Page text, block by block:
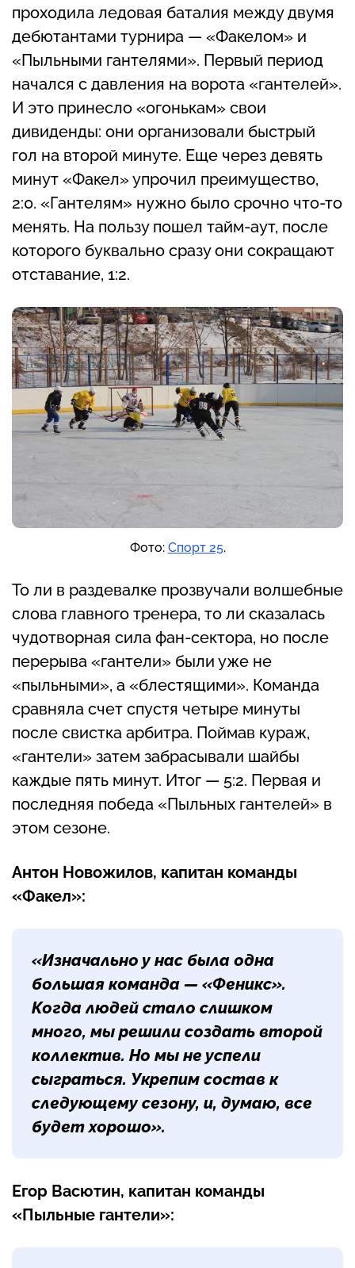
проходила ледовая баталия между двумя
дебютантами турнира — «Факелом» и
«Пыльными гантелями». Первый период
начался с давления на ворота «гантелей».
И это принесло «огонькам» свои
дивиденды: они организовали быстрый
гол на второй минуте. Еще через девять
минут «Факел» упрочил преимущество,
2:0. «Гантелям» нужно было срочно что-то
менять. На пользу пошел тайм-аут, после
которого буквально сразу они сокращают
отставание, 1:2.
Фото: Спорт 25.
То ли в раздевалке прозвучали волшебные
слова главного тренера, то ли сказалась
чудотворная сила фан-сектора, но после
перерыва «гантели» были уже не
«пыльными», а «блестящими». Команда
сравняла счет спустя четыре минуты
после свистка арбитра. Поймав кураж,
«гантели» затем забрасывали шайбы
каждые пять минут. Итог — 5:2. Первая и
последняя победа «Пыльных гантелей» в
этом сезоне.
Антон Новожилов, капитан команды
«Факел»:
«Изначально у нас была одна
большая команда — «Феникс».
Когда людей стало слишком
много, мы решили создать второй
коллектив. Но мы не успели
сыграться. Укрепим состав к
следующему сезону, и, думаю, все
будет хорошо».
Егор Васютин, капитан команды
«Пыльные гантели»: